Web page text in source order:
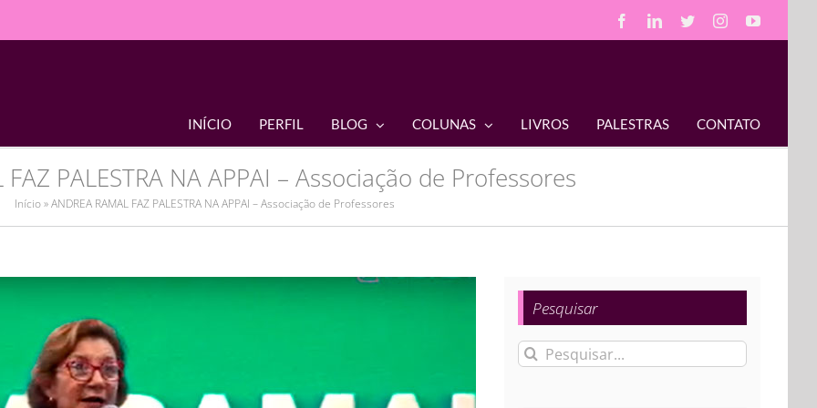
FacebookLinkedIn
TwitterInstagramYouTube
INÍCIO PERFIL BLOG COLUNAS LIVROS PALESTRAS CONTATO
FAZ PALESTRA NA APPAI – Associação de Professores
Início»ANDREA RAMAL FAZ PALESTRA NA APPAI – Associação de Professores
Pesquisar
Buscar